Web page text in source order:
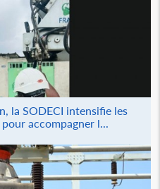
la SODECI intensifie les
accompagner l...